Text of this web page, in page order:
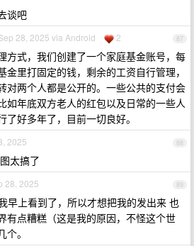
谈吧
87
28, 2025 via Android 2
方式，我们创建了一个家庭基金账号，每
金里打固定的钱，剩余的工资自行管理，
对两个人都是公开的。一些公共的支付会
如年底双方老人的红包以及日常的一些人
好多年了，目前一切良好。
88
2025
太搞了
89
28, 2025
早上看到了，所以才想把我的发出来 也
有点糟糕（这是我的原因，不怪这个世
。